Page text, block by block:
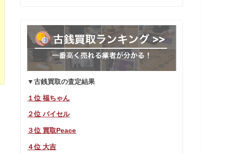
▼古銭買取の査定結果
１位 福ちゃん
２位 バイセル
３位 買取Peace
４位 大吉